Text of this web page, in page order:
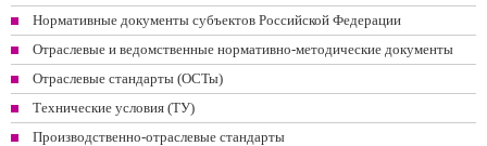
Нормативные документы субъектов Российской Федерации
Отраслевые и ведомственные нормативно-методические документы
Отраслевые стандарты (ОСТы)
Технические условия (ТУ)
Производственно-отраслевые стандарты